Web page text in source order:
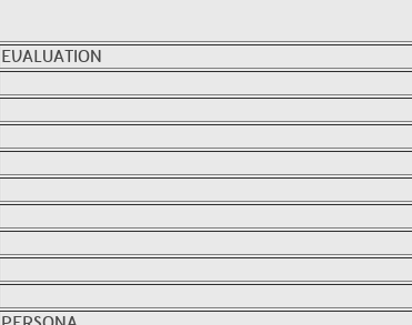
EVALUATION